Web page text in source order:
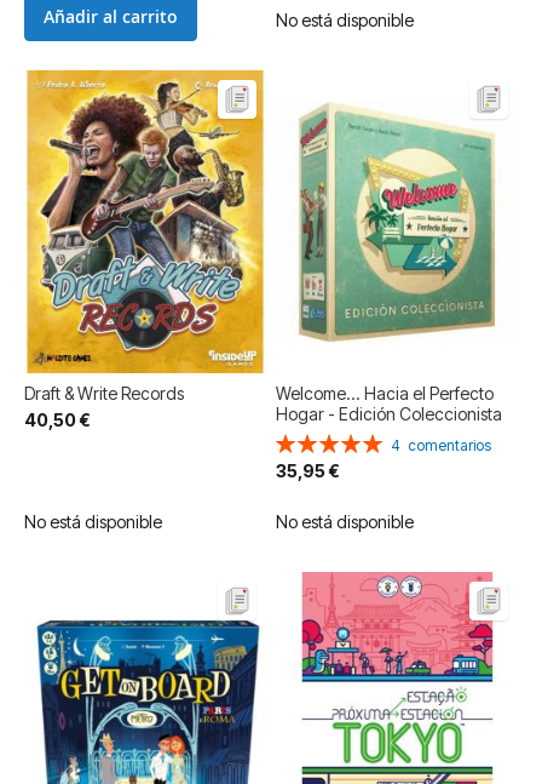
Añadir al carrito No está disponible
Draft & Write Records
40,50 €
No está disponible
Welcome... Hacia el Perfecto
Hogar - Edición Coleccionista
Valoración:
100%
4 comentarios
35,95 €
No está disponible